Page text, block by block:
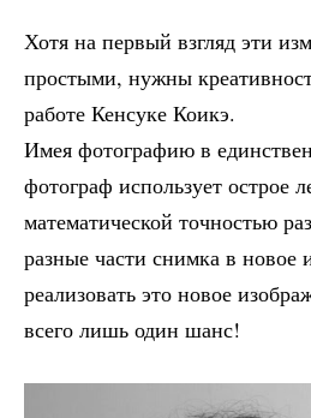
Хотя на первый взгляд эти
простыми, нужны
работе Кенсуке Коикэ.
Имея фотографию в
фотограф использует острое
математической точностью
разные части снимка в новое
реализовать это новое
всего лишь один шанс!